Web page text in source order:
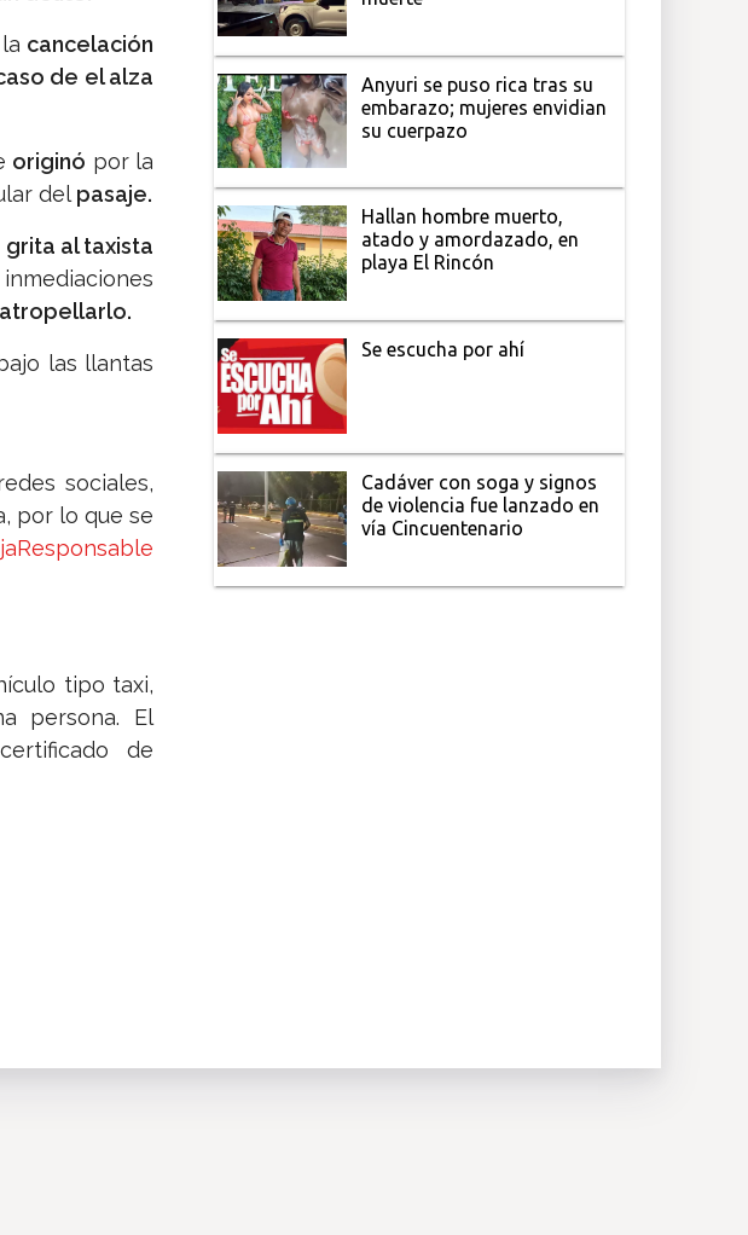
cancelación
de el alza
originó por la
delpasaje.
grita al taxista
las llantas
sociales,
por lo que se
tipo taxi,
persona. El
de
Anyuri se puso rica tras su
embarazo; mujeres envidian
su cuerpazo
Hallan hombre muerto,
atado y amordazado, en
playa El Rincón
Se escucha por ahí
Cadáver con soga y signos
de violencia fue lanzado en
vía Cincuentenario